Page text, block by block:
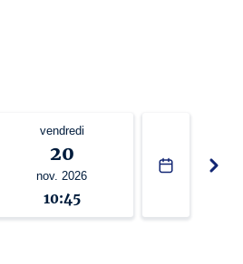
vendredi
20
nov. 2026
10:45